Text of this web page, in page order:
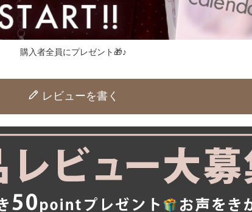
購入者全員にプレゼント🎁♪
レビューを書く